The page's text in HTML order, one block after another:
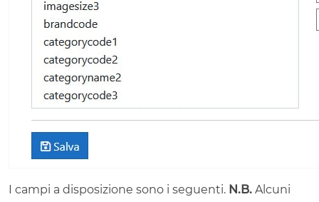
I campi a disposizione sono i seguenti. N.B. Alcuni